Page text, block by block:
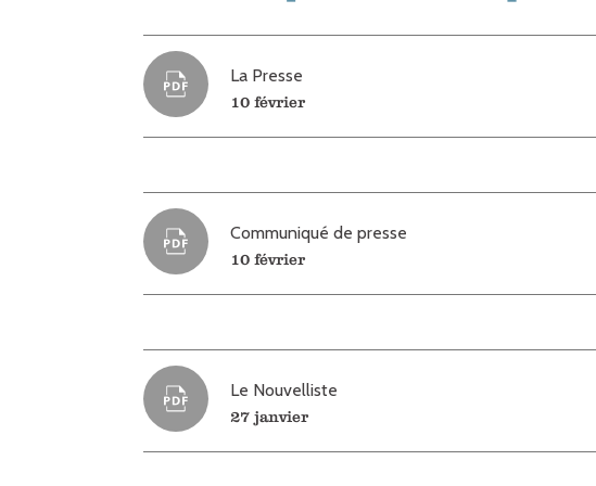
La Presse
10 février
Communiqué de presse
10 février
Le Nouvelliste
27 janvier